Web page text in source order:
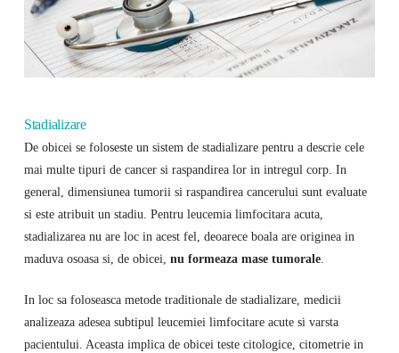
Stadializare
De obicei se foloseste un sistem de stadializare pentru a descrie cele
mai multe tipuri de cancer si raspandirea lor in intregul corp. In
general, dimensiunea tumorii si raspandirea cancerului sunt evaluate
si este atribuit un stadiu. Pentru leucemia limfocitara acuta,
stadializarea nu are loc in acest fel, deoarece boala are originea in
maduva osoasa si, de obicei, nu formeaza mase tumorale.
In loc sa foloseasca metode traditionale de stadializare, medicii
analizeaza adesea subtipul leucemiei limfocitare acute si varsta
pacientului. Aceasta implica de obicei teste citologice, citometrie in